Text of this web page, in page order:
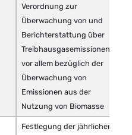
Verordnung zur
Überwachung von und
Berichterstattung über
Treibhausgasemissionen;
vor allem bezüglich der
Überwachung von
Emissionen aus der
Nutzung von Biomasse
Festlegung der jährlichen